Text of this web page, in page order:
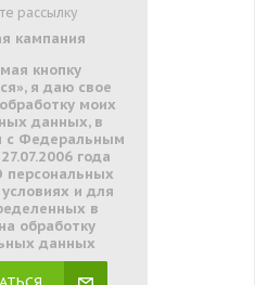
рассылку
кампания
кнопку
я даю свое
моих
данных, в
с Федеральным
года
и для
в
обработку
данных